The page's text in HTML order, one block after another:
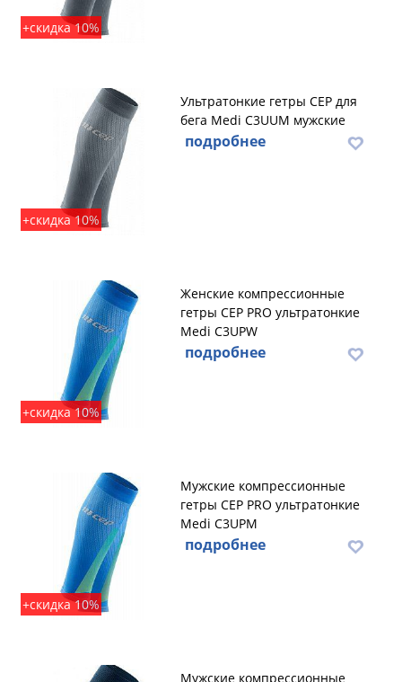
+скидка 10%
+скидка 10%
Ультратонкие гетры CEP для
бега Medi C3UUM мужские
подробнее
+скидка 10%
Женские компрессионные
гетры CEP PRO ультратонкие
Medi C3UPW
подробнее
+скидка 10%
Мужские компрессионные
гетры CEP PRO ультратонкие
Medi C3UPM
подробнее
Мужские компрессионные